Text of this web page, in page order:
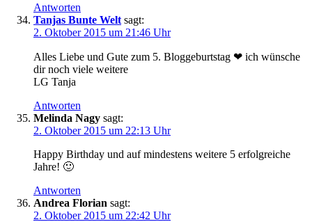
Antworten
Tanjas Bunte Welt sagt:
2. Oktober 2015 um 21:46 Uhr
Alles Liebe und Gute zum 5. Bloggeburtstag ❤ ich wünsche
dir noch viele weitere
LG Tanja
Antworten
Melinda Nagy sagt:
2. Oktober 2015 um 22:13 Uhr
Happy Birthday und auf mindestens weitere 5 erfolgreiche
Jahre! 🙂
Antworten
Andrea Florian sagt:
2. Oktober 2015 um 22:42 Uhr